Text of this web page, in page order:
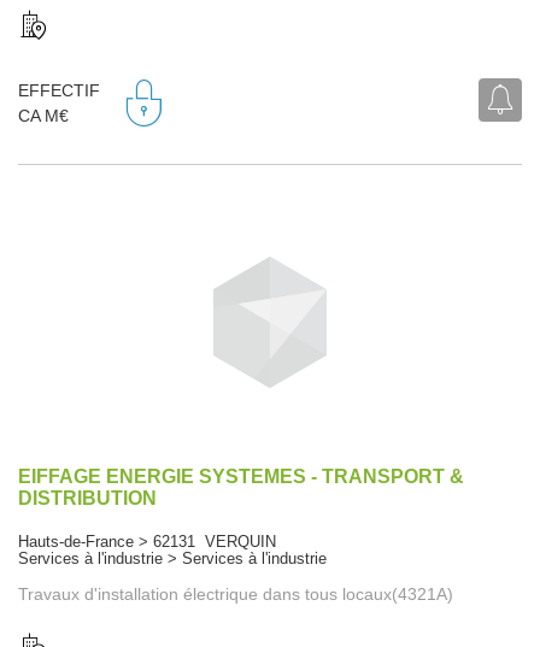
EFFECTIF
CA M€
EIFFAGE ENERGIE SYSTEMES - TRANSPORT &
DISTRIBUTION
Hauts-de-France > 62131 VERQUIN
Services à l'industrie > Services à l'industrie
Travaux d'installation électrique dans tous locaux(4321A)